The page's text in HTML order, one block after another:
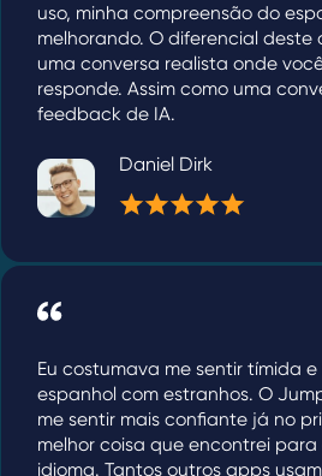
uso, minha compreensão do
melhorando. O diferencial deste
uma conversa realista onde
responde. Assim como uma
feedback de IA.
Daniel Dirk
Eu costumava me sentir tímida
espanhol com estranhos. O
me sentir mais confiante já no
melhor coisa que encontrei
idioma. Tantos outros apps